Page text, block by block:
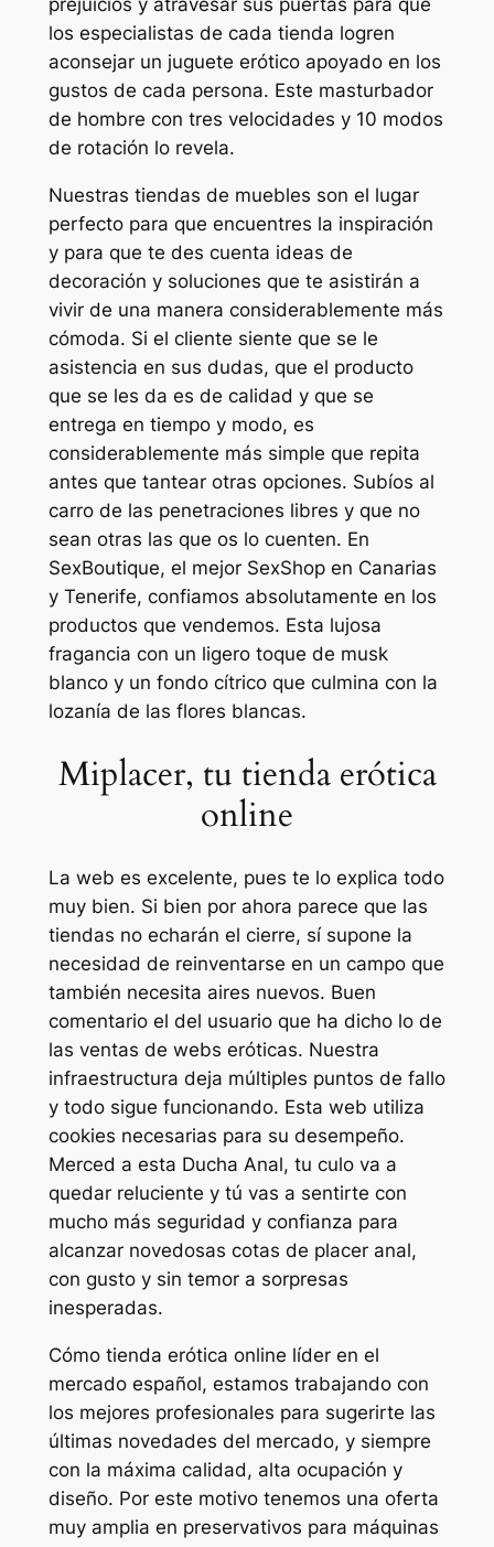
prejuicios y atravesar sus puertas para que
los especialistas de cada tienda logren
aconsejar un juguete erótico apoyado en los
gustos de cada persona. Este masturbador
de hombre con tres velocidades y 10 modos
de rotación lo revela.
Nuestras tiendas de muebles son el lugar
perfecto para que encuentres la inspiración
y para que te des cuenta ideas de
decoración y soluciones que te asistirán a
vivir de una manera considerablemente más
cómoda. Si el cliente siente que se le
asistencia en sus dudas, que el producto
que se les da es de calidad y que se
entrega en tiempo y modo, es
considerablemente más simple que repita
antes que tantear otras opciones. Subíos al
carro de las penetraciones libres y que no
sean otras las que os lo cuenten. En
SexBoutique, el mejor SexShop en Canarias
y Tenerife, confiamos absolutamente en los
productos que vendemos. Esta lujosa
fragancia con un ligero toque de musk
blanco y un fondo cítrico que culmina con la
lozanía de las flores blancas.
Miplacer, tu tienda erótica
online
La web es excelente, pues te lo explica todo
muy bien. Si bien por ahora parece que las
tiendas no echarán el cierre, sí supone la
necesidad de reinventarse en un campo que
también necesita aires nuevos. Buen
comentario el del usuario que ha dicho lo de
las ventas de webs eróticas. Nuestra
infraestructura deja múltiples puntos de fallo
y todo sigue funcionando. Esta web utiliza
cookies necesarias para su desempeño.
Merced a esta Ducha Anal, tu culo va a
quedar reluciente y tú vas a sentirte con
mucho más seguridad y confianza para
alcanzar novedosas cotas de placer anal,
con gusto y sin temor a sorpresas
inesperadas.
Cómo tienda erótica online líder en el
mercado español, estamos trabajando con
los mejores profesionales para sugerirte las
últimas novedades del mercado, y siempre
con la máxima calidad, alta ocupación y
diseño. Por este motivo tenemos una oferta
muy amplia en preservativos para máquinas